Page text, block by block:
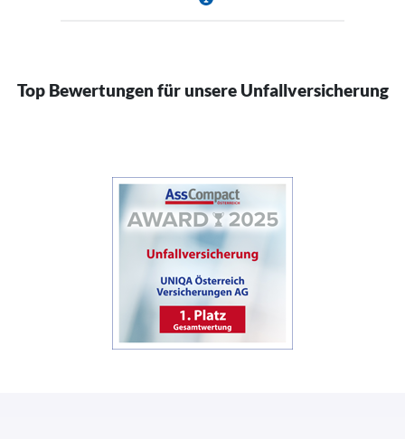
Top Bewertungen für unsere Unfallversicherung